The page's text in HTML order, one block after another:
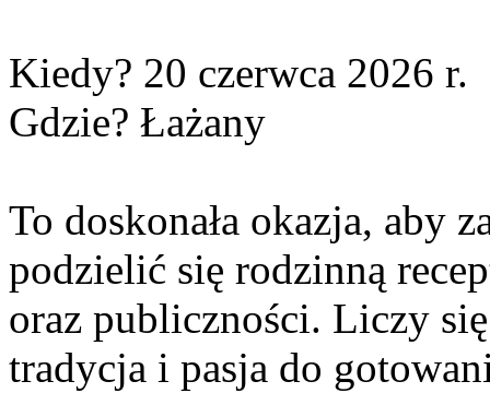
Kiedy? 20 czerwca 2026 r.
Gdzie? Łażany
To doskonała okazja, aby
podzielić się rodzinną
oraz publiczności. Liczy
tradycja i pasja do